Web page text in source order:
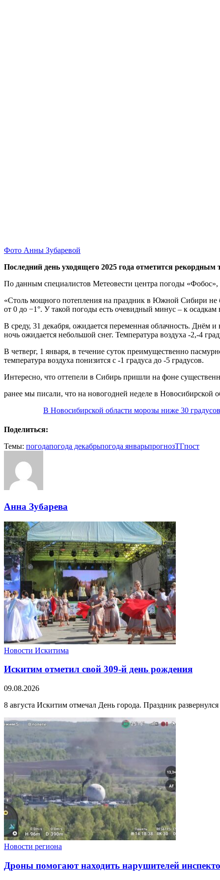
Фото Анны Зубаревой
Последний день уходящего 2025 года отметится рекордным
По данным специалистов Метеовести центра погоды
«Столь мощного потепления на праздник в Южной Сибири не
от 0 до −1°. У такой погоды есть очевидный минус – к
В среду, 31 декабря, ожидается переменная облачность.
ночь ожидается небольшой снег. Температура воздуха -2,-4
В четверг, 1 января, в течение суток преимущественно
температура воздуха понизится с -1 градуса до -5 градусов.
Интересно, что оттепели в Сибирь пришли на фоне
ранее мы писали, что на новогодней неделе в Новосибирской
В Новосибирской области морозы ниже 30
Поделиться:
Темы: погодапогода декабрьпогода январьпрогнозТГпост
Анна Зубарева
Новости Искитима
Искитим отметил свой 309-й день рождения
09.08.2026
8 августа Искитим отмечал День города. Праздник
Новости региона
Дроны помогают находить нарушителей